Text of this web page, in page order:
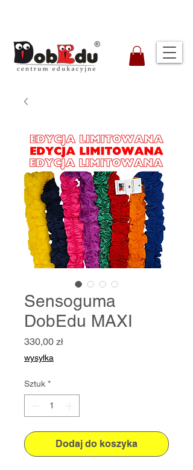
Sensoguma
DobEdu MAXI
330,00 złCena
wysyłka
Sztuk *
Dodaj do koszyka